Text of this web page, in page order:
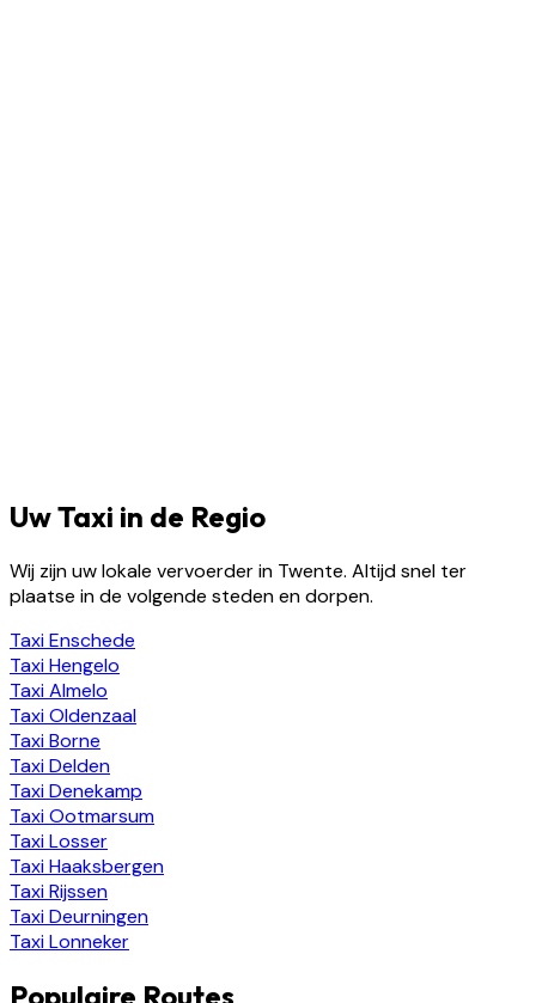
Uw Taxi in de Regio
Wij zijn uw lokale vervoerder in Twente. Altijd snel ter
plaatse in de volgende steden en dorpen.
TaxiEnschede
TaxiHengelo
TaxiAlmelo
TaxiOldenzaal
TaxiBorne
TaxiDelden
TaxiDenekamp
TaxiOotmarsum
TaxiLosser
TaxiHaaksbergen
TaxiRijssen
TaxiDeurningen
TaxiLonneker
Populaire Routes